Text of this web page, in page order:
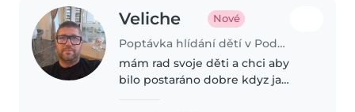
Veliche Nové
Poptávka hlídání dětí v Podolí (Hodonín)
mám rad svoje děti a chci aby
bilo postaráno dobre kdyz ja